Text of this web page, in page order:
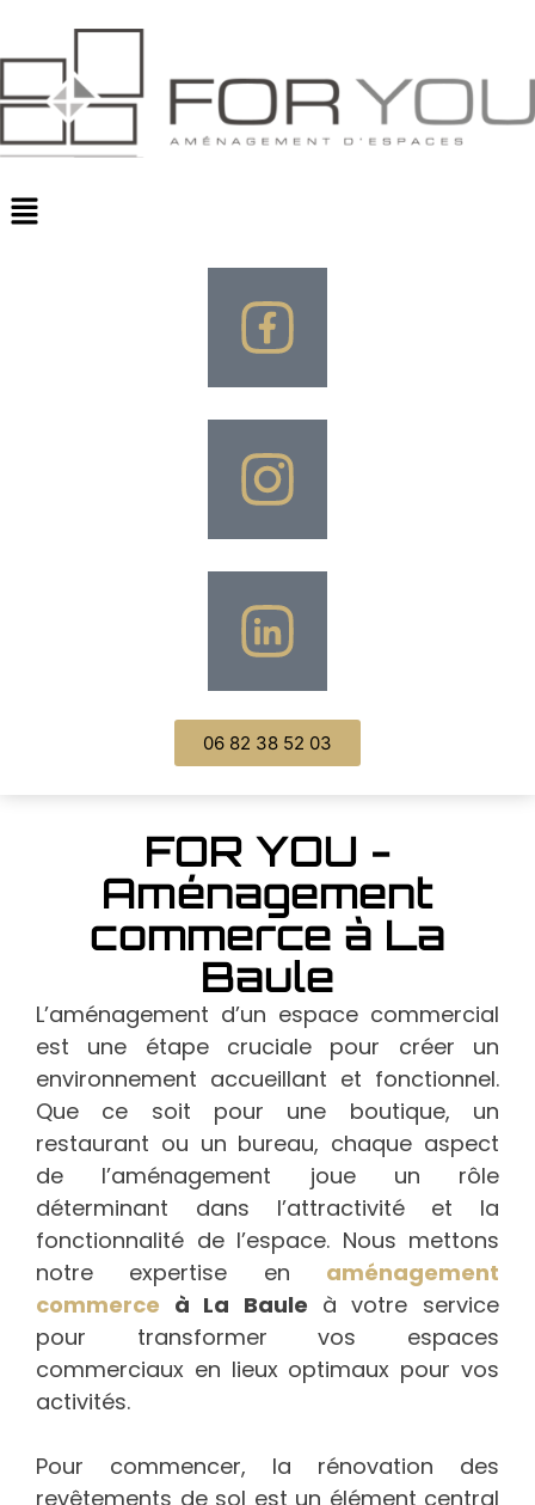
06 82 38 52 03
FOR YOU -
Aménagement
commerce à La
Baule
L’aménagement d’un espace commercial
est une étape cruciale pour créer un
environnement accueillant et fonctionnel.
Que ce soit pour une boutique, un
restaurant ou un bureau, chaque aspect
de l’aménagement joue un rôle
déterminant dans l’attractivité et la
fonctionnalité de l’espace. Nous mettons
notre expertise en aménagement
commerce à La Baule à votre service
pour transformer vos espaces
commerciaux en lieux optimaux pour vos
activités.
Pour commencer, la rénovation des
revêtements de sol est un élément central